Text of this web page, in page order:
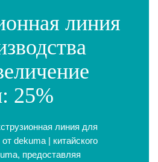
линия
25%
линия для
dekuma | китайского
предоставляя